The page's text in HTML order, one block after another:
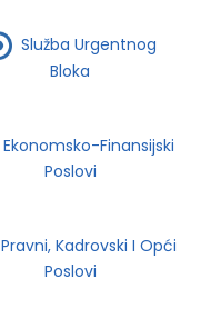
Služba Urgentnog
Bloka
Ekonomsko-Finansijski
Poslovi
Pravni, Kadrovski I Opći
Poslovi